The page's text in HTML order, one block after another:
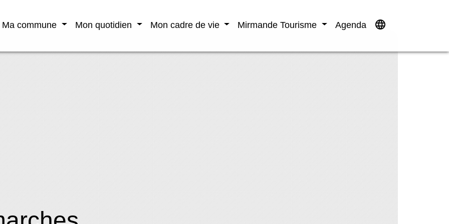
Ma commune Mon quotidien Mon cadre de vie Mirmande Tourisme Agenda language